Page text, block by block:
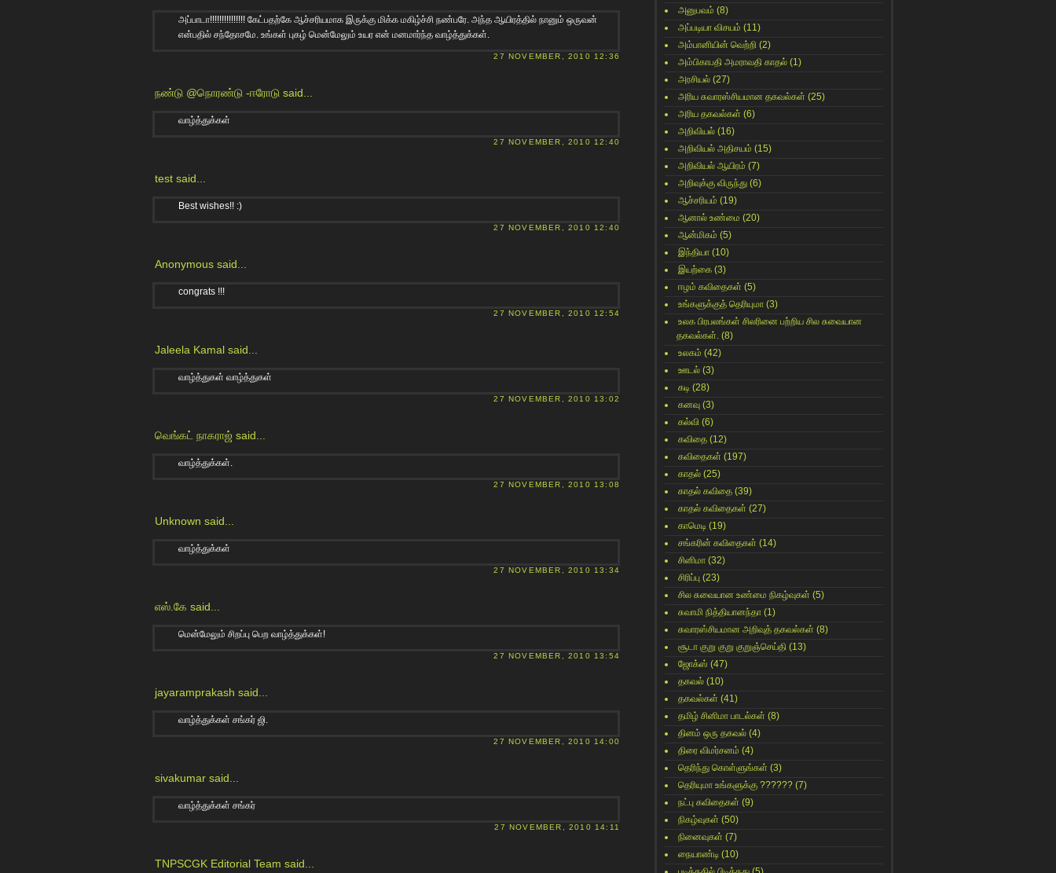
அப்பாடா!!!!!!!!!!!!!!! கேட்பதற்கே ஆச்சரியமாக இருக்கு மிக்க மகிழ்ச்சி நண்பரே. அந்த ஆயிரத்தில் நானும் ஒருவன்
என்பதில் சந்தோசமே. உங்கள் புகழ் மென்மேலும் உயர என் மனமார்ந்த வாழ்த்துக்கள்.
27 NOVEMBER, 2010 12:36
நண்டு @நொரண்டு -ஈரோடு said...
வாழ்த்துக்கள்
27 NOVEMBER, 2010 12:40
test said...
Best wishes!! :)
27 NOVEMBER, 2010 12:40
Anonymous said...
congrats !!!
27 NOVEMBER, 2010 12:54
Jaleela Kamal said...
வாழ்த்துகள் வாழ்த்துகள்
27 NOVEMBER, 2010 13:02
வெங்கட் நாகராஜ் said...
வாழ்த்துக்கள்.
27 NOVEMBER, 2010 13:08
Unknown said...
வாழ்த்துக்கள்
27 NOVEMBER, 2010 13:34
எஸ்.கே said...
மென்மேலும் சிறப்பு பெற வாழ்த்துக்கள்!
27 NOVEMBER, 2010 13:54
jayaramprakash said...
வாழ்த்துக்கள் சங்கர் ஜி.
27 NOVEMBER, 2010 14:00
sivakumar said...
வாழ்த்துக்கள் சங்கர்
27 NOVEMBER, 2010 14:11
TNPSCGK Editorial Team said...
அனுபவம் (8)
அப்படியா விசயம் (11)
அம்பானியின் வெற்றி (2)
அம்பிகாபதி அமராவதி காதல் (1)
அரசியல் (27)
அரிய சுவாரஸ்சியமான தகவல்கள் (25)
அரிய தகவல்கள் (6)
அறிவியல் (16)
அறிவியல் அதிசயம் (15)
அறிவியல் ஆயிரம் (7)
அறிவுக்கு விருந்து (6)
ஆச்சரியம் (19)
ஆனால் உண்மை (20)
ஆன்மிகம் (5)
இந்தியா (10)
இயற்கை (3)
ஈழம் கவிதைகள் (5)
உங்களுக்குத் தெரியுமா (3)
உலக பிரபலங்கள் சிலரினை பற்றிய சில சுவையான
தகவல்கள். (8)
உலகம் (42)
ஊடல் (3)
கடி (28)
கனவு (3)
கல்வி (6)
கவிதை (12)
கவிதைகள் (197)
காதல் (25)
காதல் கவிதை (39)
காதல் கவிதைகள் (27)
காமெடி (19)
சங்கரின் கவிதைகள் (14)
சினிமா (32)
சிரிப்பு (23)
சில சுவையான உண்மை நிகழ்வுகள் (5)
சுவாமி நித்தியானந்தா (1)
சுவாரஸ்சியமான அறிவுத் தகவல்கள் (8)
சூடா குறு குறு குறுஞ்செய்தி (13)
ஜோக்ஸ் (47)
தகவல் (10)
தகவல்கள் (41)
தமிழ் சினிமா பாடல்கள் (8)
தினம் ஒரு தகவல் (4)
திரை விமர்சனம் (4)
தெரிந்து கொள்ளுங்கள் (3)
தெரியுமா உங்களுக்கு ?????? (7)
நட்பு கவிதைகள் (9)
நிகழ்வுகள் (50)
நினைவுகள் (7)
நையாண்டி (10)